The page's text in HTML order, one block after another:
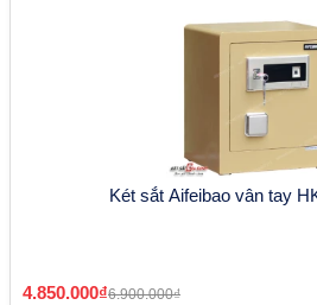
Két sắt Aifeibao vân tay
4.850.000₫6.900.000₫